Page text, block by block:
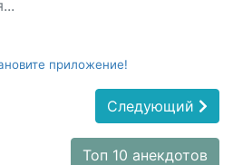
приложение!
Следующий
Топ 10 анекдотов